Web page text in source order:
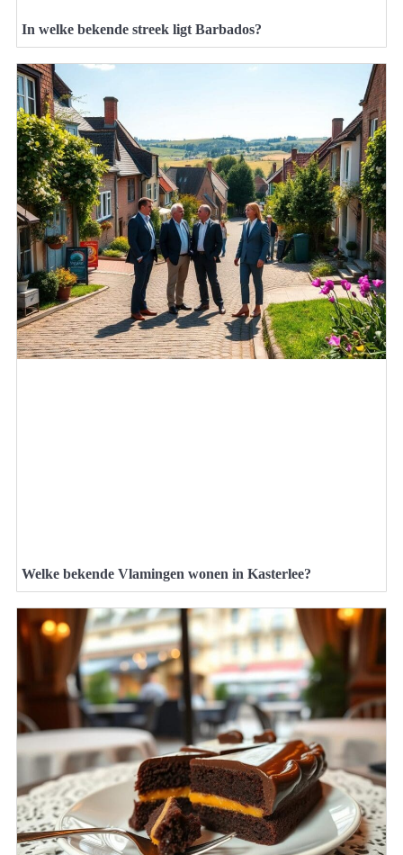
In welke bekende streek ligt Barbados?
Welke bekende Vlamingen wonen in Kasterlee?